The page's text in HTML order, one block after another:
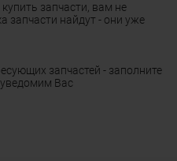
запчасти, вам не
запчасти найдут - они уже
запчастей - заполните
Вас